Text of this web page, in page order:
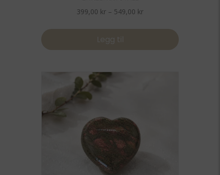
399,00 kr – 549,00 krPrisområde:
til
Legg til